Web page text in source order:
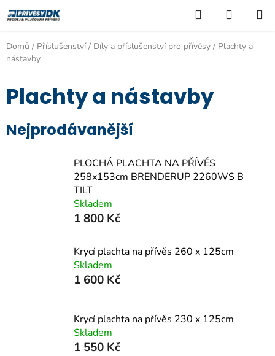
na
obsah
Hledat
KOŠÍK
Domů / Příslušenství / Díly a příslušenství pro přívěsy / Plachty a
nástavby
Plachty a nástavby
Nejprodávanější
PLOCHÁ PLACHTA NA PŘÍVĚS
258x153cm BRENDERUP 2260WS B
TILT
Skladem
1 800 Kč
Krycí plachta na přívěs 260 x 125cm
Skladem
1 600 Kč
Krycí plachta na přívěs 230 x 125cm
Skladem
1 550 Kč